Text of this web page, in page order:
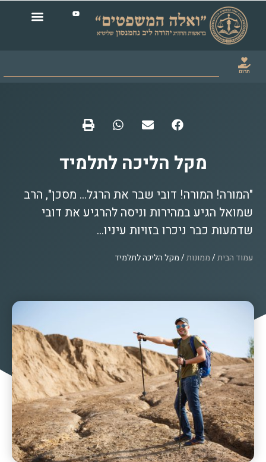
תרום
מקל הליכה לתלמיד
"המורה! המורה! דובי שבר את הרגל... מסכן", הרב
שמואל הגיע במהירות וניסה להרגיע את דובי
שדמעות כבר ניכרו בזויות עיניו...
עמוד הבית/ממונות/ מקל הליכה לתלמיד